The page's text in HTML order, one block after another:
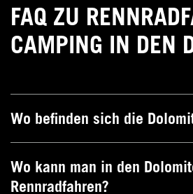
FAQ ZU
CAMPING IN DEN
Wo befinden sich die
Die Dolomiten sind eine
in den nördlichen italienischen
Wo kann man in den
Rennradfahren?